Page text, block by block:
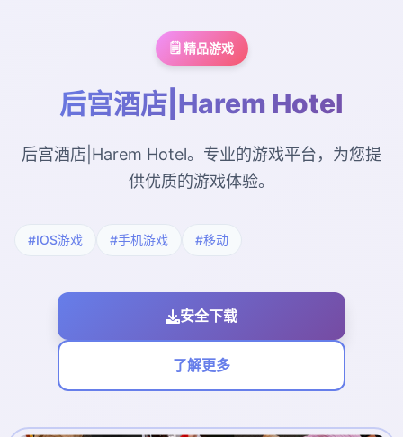
🗒️ 精品游戏
后宫酒店|Harem Hotel
后宫酒店|Harem Hotel。专业的游戏平台，为您提
供优质的游戏体验。
#IOS游戏 #手机游戏 #移动
安全下载
了解更多